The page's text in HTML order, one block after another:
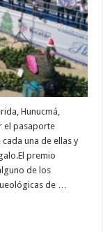
Hunucmá,
el pasaporte
una de ellas y
premio
de los
de …